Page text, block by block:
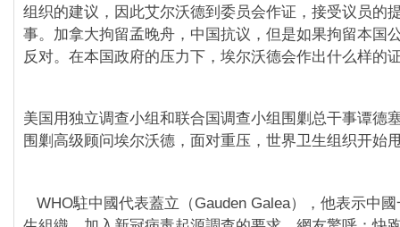
组织的建议，因此艾尔沃德到委员会作证，接受议员的
事。加拿大拘留孟晚舟，中国抗议，但是如果拘留本国
反对。在本国政府的压力下，埃尔沃德会作出什么样的
美国用独立调查小组和联合国调查小组围剿总干事谭德
围剿高级顾问埃尔沃德，面对重压，世界卫生组织开始
WHO駐中國代表蓋立（Gauden Galea），他表示中